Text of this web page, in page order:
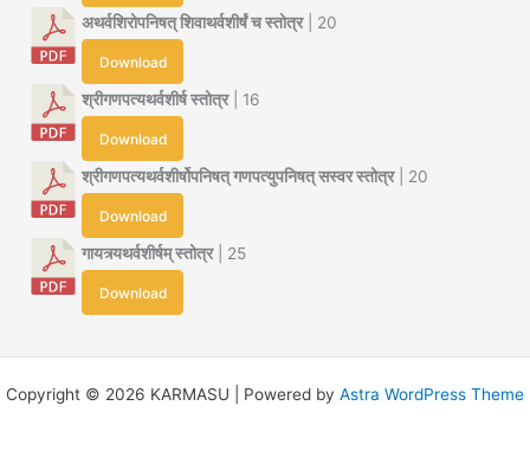
अथर्वशिरोपनिषत् शिवाथर्वशीर्षं च स्तोत्र| 20
Download
श्रीगणपत्यथर्वशीर्ष स्तोत्र| 16
Download
श्रीगणपत्यथर्वशीर्षोपनिषत् गणपत्युपनिषत् सस्वर स्तोत्र| 20
Download
गायत्र्यथर्वशीर्षम् स्तोत्र| 25
Download
Copyright © 2026 KARMASU | Powered by Astra WordPress Theme